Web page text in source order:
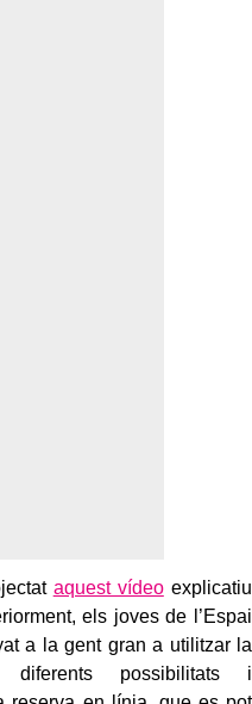
aquest vídeoexplicatiu
els joves de l’Espai
a la gent gran a utilitzar la
diferents possibilitats i